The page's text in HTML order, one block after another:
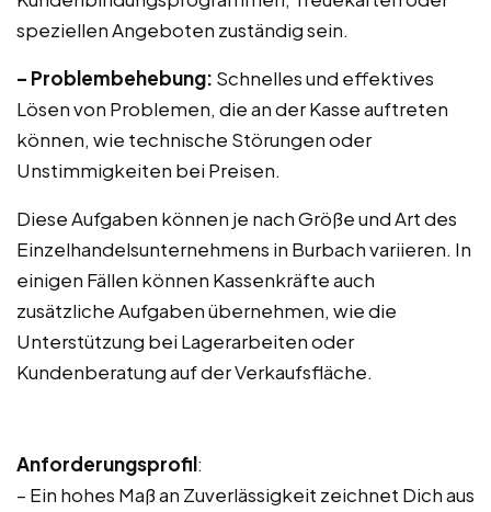
speziellen Angeboten zuständig sein.
– Problembehebung: Schnelles und effektives
Lösen von Problemen, die an der Kasse auftreten
können, wie technische Störungen oder
Unstimmigkeiten bei Preisen.
Diese Aufgaben können je nach Größe und Art des
Einzelhandelsunternehmens in Burbach variieren. In
einigen Fällen können Kassenkräfte auch
zusätzliche Aufgaben übernehmen, wie die
Unterstützung bei Lagerarbeiten oder
Kundenberatung auf der Verkaufsfläche.
Anforderungsprofil:
– Ein hohes Maß an Zuverlässigkeit zeichnet Dich aus